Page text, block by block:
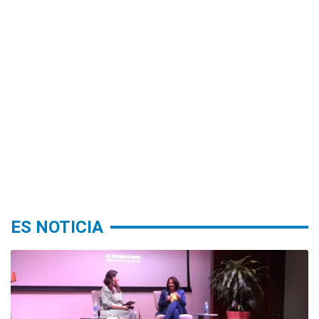
ES NOTICIA